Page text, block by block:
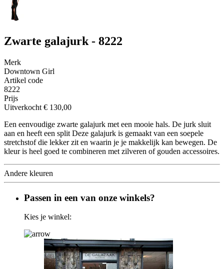
Zwarte galajurk - 8222
Merk
Downtown Girl
Artikel code
8222
Prijs
Uitverkocht € 130,00
Een eenvoudige zwarte galajurk met een mooie hals. De jurk sluit
aan en heeft een split Deze galajurk is gemaakt van een soepele
stretchstof die lekker zit en waarin je je makkelijk kan bewegen. De
kleur is heel goed te combineren met zilveren of gouden accessoires.
Andere kleuren
Passen in een van onze winkels?
Kies je winkel: